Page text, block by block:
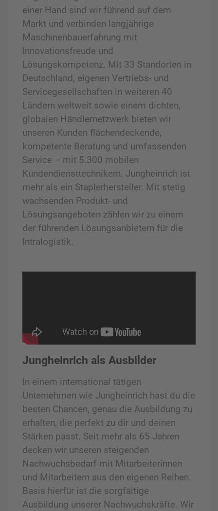
einer Hand sind wir führend auf dem
Markt und verbinden langjährige
Maschinenbauerfahrung mit
Innovationsfreude und
Lösungskompetenz. Mit 33 Standorten in
Deutschland, eigenen Vertriebs- und
Servicegesellschaften in weiteren 40
Ländern weltweit sowie einem dichten,
globalen Händlernetzwerk bieten wir
unseren Kunden flächendeckende,
kompetente Beratung und umfassenden
Service – mit 5.300 mobilen
Kundendiensttechnikern. Jungheinrich ist
mehr als ein Staplerhersteller. Mit stetig
wachsenden Produkt- und
Lösungsangeboten zählen wir zu einem
der führenden Lösungsanbietern für die
Intralogistik.
Jungheinrich als Ausbilder
In einem international tätigen
Unternehmen wie Jungheinrich hast du die
besten Chancen, genau die Ausbildung zu
erhalten, die perfekt zu dir und deinen
Stärken passt. Seit mehr als 65 Jahren
decken wir unseren steigenden
Nachwuchsbedarf mit Mitarbeiterinnen
und Mitarbeitern aus den eigenen Reihen.
Basis hierfür ist die sorgfältige
Ausbildung unserer Nachwuchskräfte. Wir